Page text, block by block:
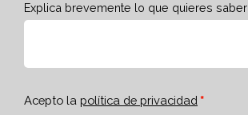
Explica brevemente lo que quieres saber
Acepto la política de privacidad